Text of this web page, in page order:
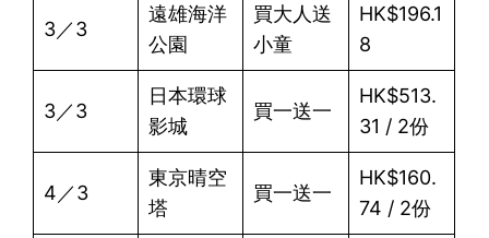
3／3
遠雄海洋
公園
買大人送
小童
HK$196.1
8
3／3
日本環球
影城
買一送一
HK$513.
31 / 2份
4／3
東京晴空
塔
買一送一
HK$160.
74 / 2份